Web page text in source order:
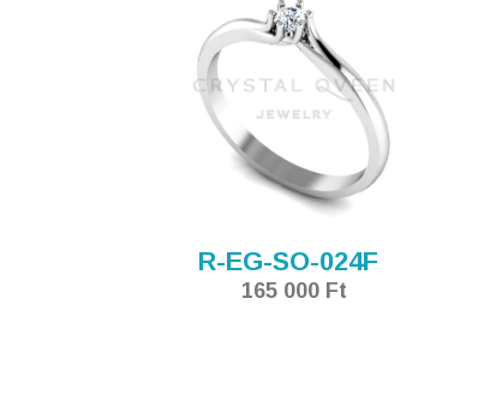
R-EG-SO-024F
165 000 Ft